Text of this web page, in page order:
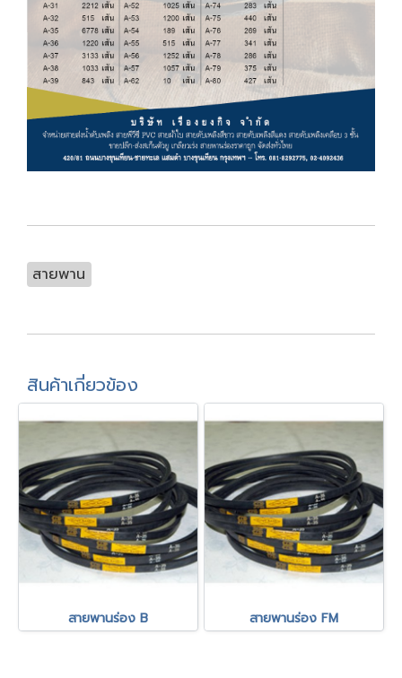
สายพาน
สินค้าเกี่ยวข้อง
สายพานร่อง B สายพานร่อง FM